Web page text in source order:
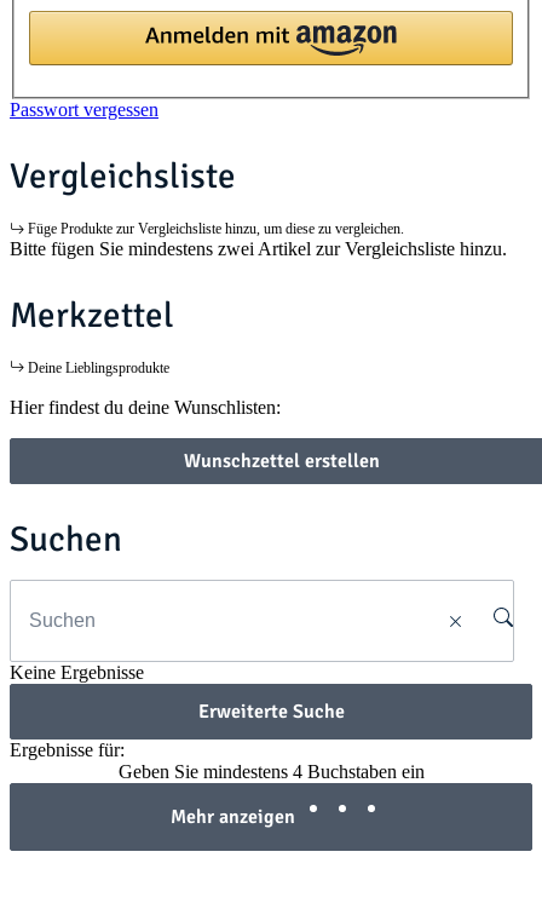
Passwort vergessen
Vergleichsliste
Füge Produkte zur Vergleichsliste hinzu, um diese zu vergleichen.
Bitte fügen Sie mindestens zwei Artikel zur Vergleichsliste hinzu.
Merkzettel
Deine Lieblingsprodukte
Hier findest du deine Wunschlisten:
Wunschzettel erstellen
Suchen
Keine Ergebnisse
Erweiterte Suche
Ergebnisse für:
Geben Sie mindestens 4 Buchstaben ein
Mehr anzeigen